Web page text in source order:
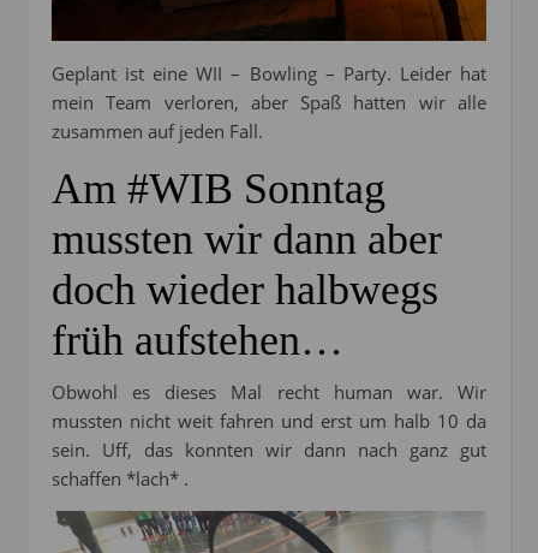
Geplant ist eine WII – Bowling – Party. Leider hat
mein Team verloren, aber Spaß hatten wir alle
zusammen auf jeden Fall.
Am #WIB Sonntag
mussten wir dann aber
doch wieder halbwegs
früh aufstehen…
Obwohl es dieses Mal recht human war. Wir
mussten nicht weit fahren und erst um halb 10 da
sein. Uff, das konnten wir dann nach ganz gut
schaffen *lach* .